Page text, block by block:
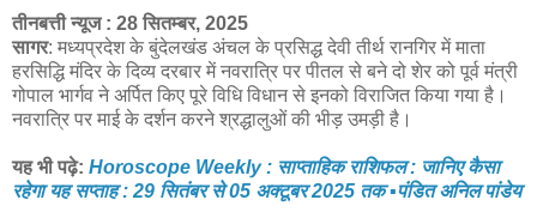
तीनबत्ती न्यूज : 28 सितम्बर, 2025
सागर: मध्यप्रदेश के बुंदेलखंड अंचल के प्रसिद्ध देवी तीर्थ रानगिर में माता
हरसिद्धि मंदिर के दिव्य दरबार में नवरात्रि पर पीतल से बने दो शेर को पूर्व मंत्री
गोपाल भार्गव ने अर्पित किए पूरे विधि विधान से इनको विराजित किया गया है।
नवरात्रि पर माई के दर्शन करने श्रद्धालुओं की भीड़ उमड़ी है।
यह भी पढ़े: Horoscope Weekly : साप्ताहिक राशिफल : जानिए कैसा
रहेगा यह सप्ताह : 29 सितंबर से 05 अक्टूबर 2025 तक ▪️पंडित अनिल पांडेय